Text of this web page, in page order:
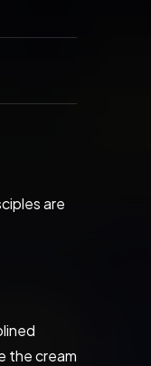
are
the cream